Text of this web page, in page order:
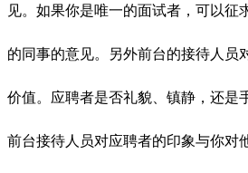
见。如果你是唯一的面试者，可以征
的同事的意见。另外前台的接待人员
价值。应聘者是否礼貌、镇静，还是
前台接待人员对应聘者的印象与你对